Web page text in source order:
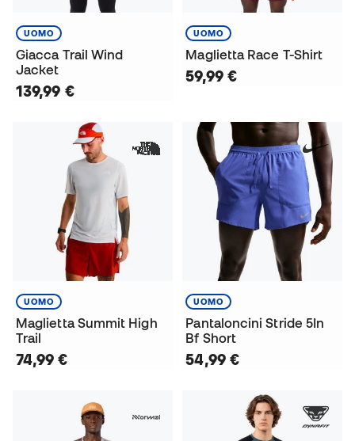
UOMO
Giacca Trail Wind
Jacket
139,99 €
UOMO
Maglietta Race T-Shirt
59,99 €
UOMO
Maglietta Summit High
Trail
74,99 €
UOMO
Pantaloncini Stride 5In
Bf Short
54,99 €